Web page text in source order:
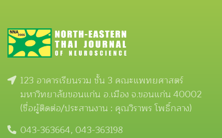
123 อาคารเรียนรวม ชั้น 3 คณะแพทยศาสตร์
มหาวิทยาลัยขอนแก่น อ.เมือง จ.ขอนแก่น 40002
(ชื่อผู้ติดต่อ/ประสานงาน : คุณวิราพร โพธิ์กลาง)
043-363664, 043-363198